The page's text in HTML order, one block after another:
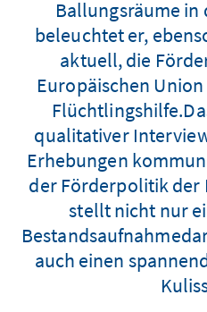
Ballungsräume in
beleuchtet er,
aktuell, die
Europäischen
qualitativer
Erhebungen
der Förderpolitik der
stellt nicht nur
auch einen